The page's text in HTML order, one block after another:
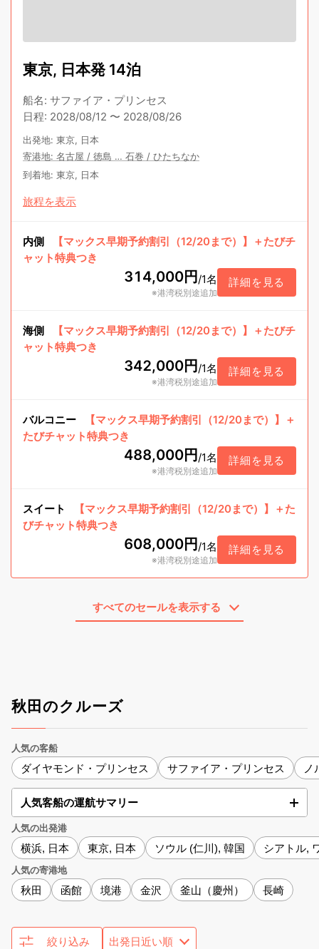
東京, 日本発 14泊
船名: サファイア・プリンセス
日程: 2028/08/12 〜 2028/08/26
出発地: 東京, 日本
寄港地: 名古屋 / 徳島 … 石巻 / ひたちなか
到着地: 東京, 日本
旅程を表示
内側
【マックス早期予約割引（12/20まで）】＋たびチ
ャット特典つき
314,000円/1名
※港湾税別途追加
詳細を見る
海側
【マックス早期予約割引（12/20まで）】＋たびチ
ャット特典つき
342,000円/1名
※港湾税別途追加
詳細を見る
バルコニー
【マックス早期予約割引（12/20まで）】＋
たびチャット特典つき
488,000円/1名
※港湾税別途追加
詳細を見る
スイート
【マックス早期予約割引（12/20まで）】＋た
びチャット特典つき
608,000円/1名
※港湾税別途追加
詳細を見る
すべてのセールを表示する
秋田のクルーズ
人気の客船
ダイヤモンド・プリンセス サファイア・プリンセス ノ
人気客船の運航サマリー
人気の出発港
横浜, 日本 東京, 日本 ソウル (仁川), 韓国 シアトル,
人気の寄港地
秋田 函館 境港 金沢 釜山（慶州） 長崎
絞り込み